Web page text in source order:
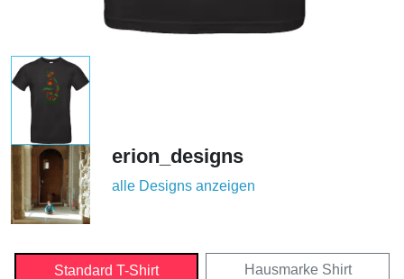
erion_designs
alle Designs anzeigen
Standard T-Shirt Hausmarke Shirt